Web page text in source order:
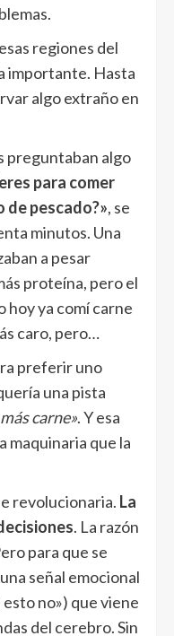
regiones del
importante. Hasta
algo extraño en
preguntaban algo
para comer
de pescado?», se
minutos. Una
a pesar
proteína, pero el
hoy ya comí carne
caro, pero…
preferir uno
una pista
carne». Y esa
maquinaria que la
revolucionaria. La
. La razón
para que se
señal emocional
no») que viene
del cerebro. Sin